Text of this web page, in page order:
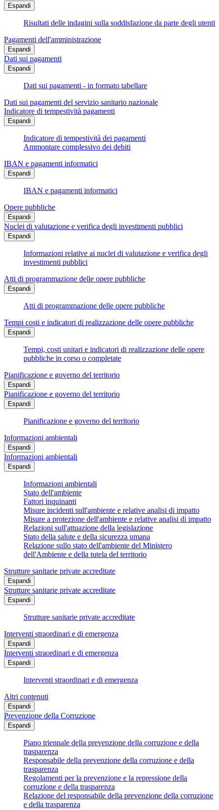
Espandi
Risultati delle indagini sulla soddisfazione da parte degli utenti
Pagamenti dell'amministrazione
Espandi
Dati sui pagamenti
Espandi
Dati sui pagamenti - in formato tabellare
Dati sui pagamenti del servizio sanitario nazionale
Indicatore di tempestività pagamenti
Espandi
Indicatore di tempestività dei pagamenti
Ammontare complessivo dei debiti
IBAN e pagamenti informatici
Espandi
IBAN e pagamenti informatici
Opere pubbliche
Espandi
Nuclei di valutazione e verifica degli investimenti pubblici
Espandi
Informazioni relative ai nuclei di valutazione e verifica degli
investimenti pubblici
Atti di programmazione delle opere pubbliche
Espandi
Atti di programmazione delle opere pubbliche
Tempi costi e indicatori di realizzazione delle opere pubbliche
Espandi
Tempi, costi unitari e indicatori di realizzazione delle opere
pubbliche in corso o completate
Pianificazione e governo del territorio
Espandi
Pianificazione e governo del territorio
Espandi
Pianificazione e governo del territorio
Informazioni ambientali
Espandi
Informazioni ambientali
Espandi
Informazioni ambientali
Stato dell'ambiente
Fattori inquinanti
Misure incidenti sull'ambiente e relative analisi di impatto
Misure a protezione dell'ambiente e relative analisi di impatto
Relazioni sull'attuazione della legislazione
Stato della salute e della sicurezza umana
Relazione sullo stato dell'ambiente del Ministero
dell'Ambiente e della tutela del territorio
Strutture sanitarie private accreditate
Espandi
Strutture sanitarie private accreditate
Espandi
Strutture sanitarie private accreditate
Interventi straordinari e di emergenza
Espandi
Interventi straordinari e di emergenza
Espandi
Interventi straordinari e di emergenza
Altri contenuti
Espandi
Prevenzione della Corruzione
Espandi
Piano triennale della prevenzione della corruzione e della
trasparenza
Responsabile della prevenzione della corruzione e della
trasparenza
Regolamenti per la prevenzione e la repressione della
corruzione e della trasparenza
Relazione del responsabile della prevenzione della corruzione
e della trasparenza